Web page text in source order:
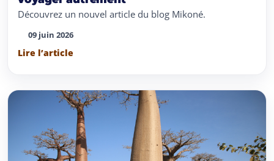
Découvrez un nouvel article du blog Mikoné.
09 juin 2026
Lire l’article